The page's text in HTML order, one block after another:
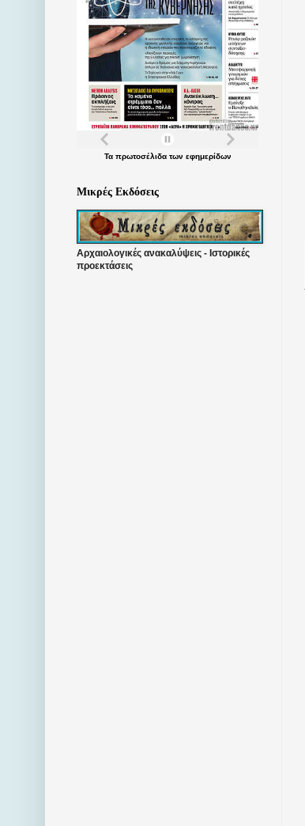
Τα πρωτοσέλιδατων εφημερίδων
Μικρές Εκδόσεις
Αρχαιολογικές ανακαλύψεις - Ιστορικές
προεκτάσεις